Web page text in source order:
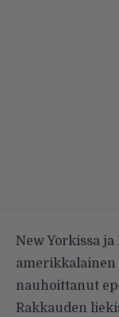
New Yorkissa
amerikkalainen
nauhoittanut
Rakkauden